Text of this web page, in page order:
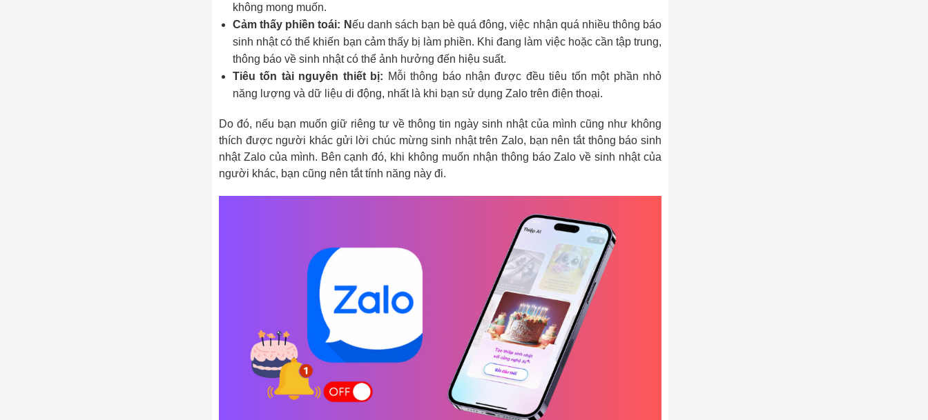
không mong muốn.
Cảm thấy phiền toái: Nếu danh sách bạn bè quá đông, việc nhận quá nhiều thông báo
sinh nhật có thể khiến bạn cảm thấy bị làm phiền. Khi đang làm việc hoặc cần tập trung,
thông báo về sinh nhật có thể ảnh hưởng đến hiệu suất.
Tiêu tốn tài nguyên thiết bị: Mỗi thông báo nhận được đều tiêu tốn một phần nhỏ
năng lượng và dữ liệu di động, nhất là khi bạn sử dụng Zalo trên điện thoại.
Do đó, nếu bạn muốn giữ riêng tư về thông tin ngày sinh nhật của mình cũng như không
thích được người khác gửi lời chúc mừng sinh nhật trên Zalo, bạn nên tắt thông báo sinh
nhật Zalo của mình. Bên cạnh đó, khi không muốn nhận thông báo Zalo về sinh nhật của
người khác, bạn cũng nên tắt tính năng này đi.